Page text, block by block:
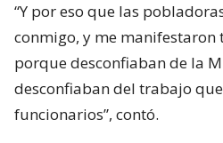
“Y por eso que las
conmigo, y me manifestaron
porque desconfiaban de la
desconfiaban del trabajo
funcionarios”, contó.